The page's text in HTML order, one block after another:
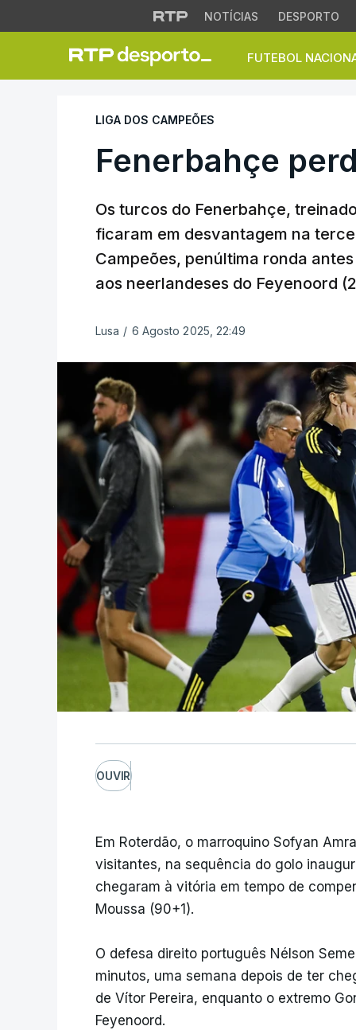
NOTÍCIAS DESPORTO
FUTEBOL
Fenerbahçe
LIGA DOS CAMPEÕES
Fenerbahçe
Os turcos do Fenerbahçe,
ficaram em desvantagem na
Campeões, penúltima ronda
aos neerlandeses do Feyenoord
Lusa / 6 Agosto 2025, 22:49
OUVIR
Em Roterdão, o marroquino Sofyan
visitantes, na sequência do golo
chegaram à vitória em tempo de
Moussa (90+1).
O defesa direito português Nélson
minutos, uma semana depois de ter
de Vítor Pereira, enquanto o extremo
Feyenoord.